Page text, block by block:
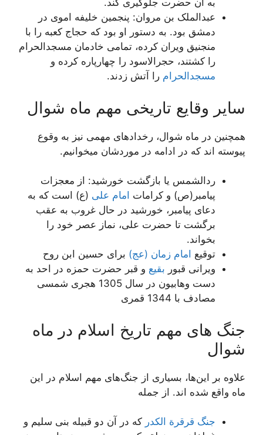
به آن حضرت جلوگیری کند.
عبدالملک بن مروان: پنجمین خلیفه اموی در
دمشق بود. به دستور او بود که حجاج کعبه را با
منجنیق ویران کرده، تمامی خادمان مسجدالحرام
را کشتند، حجرالاسود را چهارپاره کرده و
مسجدالحرام را آتش زدند.
سایر وقایع تاریخی مهم ماه شوال
همچنین در ماه شوال، رخدادهای مهمی نیز به وقوع
پیوسته اند که در ادامه در موردشان میخوانیم.
ردالشمس یا بازگشت خورشید: از معجزات
پیامبر(ص) و کرامات امام علی (ع) است که به
دعای پیامبر، خورشید در حال غروب به عقب
برگشت تا حضرت علی، نماز عصر خود را
بخواند.
توقیع امام زمان (عج) برای حسین ابن روح
ویرانی قبور بقیع و قبر حضرت حمزه در احد به
دست وهابیون در سال 1305 هجری شمسی
مصادف با 1344 قمری
جنگ های مهم تاریخ اسلام در ماه
شوال
علاوه بر این‌ها، بسیاری از جنگ‌های مهم اسلام در این
ماه واقع شده اند. از جمله
جنگ قرقرة الکدر که در آن دو قبیله بنی سلیم و